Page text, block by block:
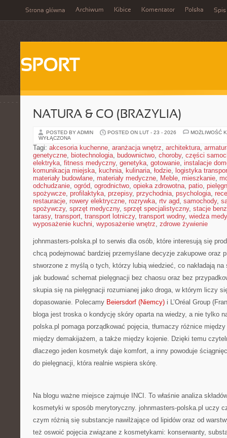
Strona główna Archiwum Kibice Komentator Polska Spis
SPORT
NATURA & CO (BRAZYLIA)
POSTED BY ADMIN POSTED ON LUT - 23 - 2026
MOŻLIWOŚĆ
WYŁĄCZONA
Tagi: akcesoria kuchenne, aranżacja wnętrz, architektura,
genetyczne, biotechnologia, budownictwo, choroby, części
elektryka, fitness medyczny, genetyka, gotowanie, instalacje
komunikacja miejska, kuchnia, kulinaria, łodzie, logistyka
materiały budowlane, materiały medyczne, Meble, mieszkanie,
odchudzanie, ogród, ogrodnictwo, opieka zdrowotna, patio,
spożywcze, profilaktyka, przepisy, przychodnia, psychologia,
restauracje, rowery elektryczne, rozrywka, rtv agd, samochody,
spożywczy, sprzęt medyczny, sprzęt specjalistyczny, stacje
tarasy, transport, transport lotniczy, transport wodny, wiedza
wyposażenie kuchni, wyposażenie wnętrz, zdrowe żywienie
johnmasters-polska.pl to serwis dla osób, które interesują się
chcą podejmować bardziej przemyślane decyzje zakupowe oraz
stworzone z myślą o tych, którzy lubią wiedzieć, co nakładają na
jak budować schemat pielęgnacji bez chaosu oraz bez
skupia się na pielęgnacji rozumianej jako droga, w którym liczy
dopasowanie. Polecamy Beiersdorf (Niemcy) i L’Oréal Group
bloga jest troska o kondycję skóry oparta na wiedzy, a nie tylko
polska.pl pomaga porządkować pojęcia, tłumaczy różnice
między demakijażem, a także między kojenie. Dzięki temu
dlaczego jeden kosmetyk daje komfort, a inny powoduje
do pielęgnacji, która realnie wspiera skórę.
Na blogu ważne miejsce zajmuje INCI. To właśnie analiza
kosmetyki w sposób merytoryczny. johnmasters-polska.pl uczy
czym różnią się substancje nawilżające od lipidów oraz od
też oswoić pojęcia związane z kosmetykami: konserwanty,